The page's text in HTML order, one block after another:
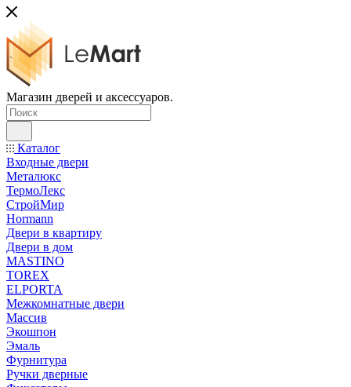
Магазин дверей и аксессуаров.
Каталог
Входные двери
Металюкс
ТермоЛекс
СтройМир
Hormann
Двери в квартиру
Двери в дом
MASTINO
TOREX
ELPORTA
Межкомнатные двери
Массив
Экошпон
Эмаль
Фурнитура
Ручки дверные